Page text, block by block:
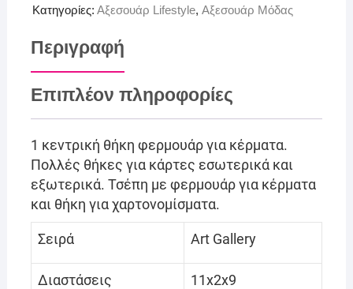
Κατηγορίες: Αξεσουάρ Lifestyle, Αξεσουάρ Μόδας
Περιγραφή
Επιπλέον πληροφορίες
1 κεντρική θήκη φερμουάρ για κέρματα.
Πολλές θήκες για κάρτες εσωτερικά και
εξωτερικά. Τσέπη με φερμουάρ για κέρματα
και θήκη για χαρτονομίσματα.
Σειρά Art Gallery
Διαστάσεις 11x2x9